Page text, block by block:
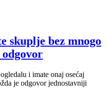
skuplje bez mnogo
i imate onaj osećaj
je odgovor jednostavniji